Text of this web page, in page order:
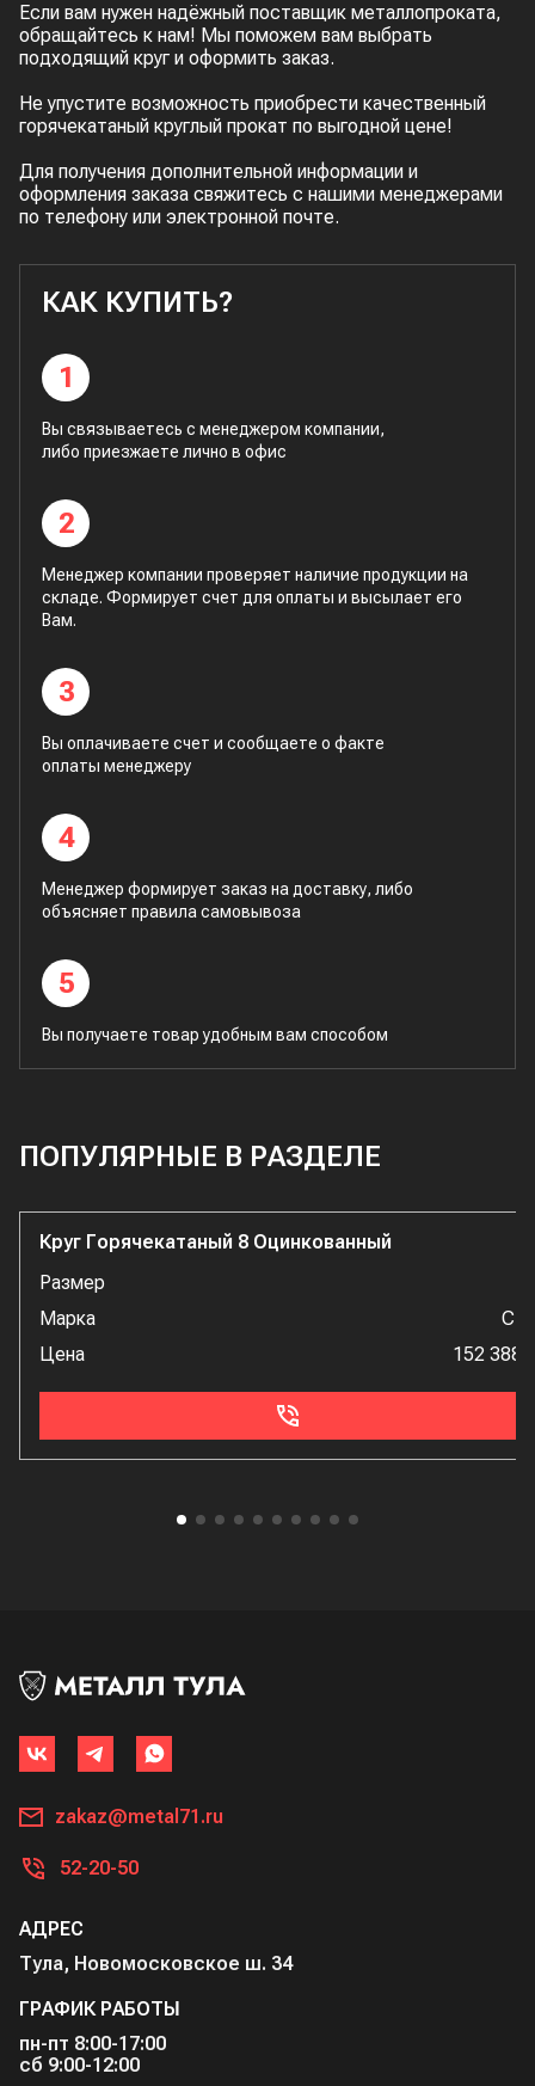
Если вам нужен надёжный поставщик металлопроката,
обращайтесь к нам! Мы поможем вам выбрать
подходящий круг и оформить заказ.
Не упустите возможность приобрести качественный
горячекатаный круглый прокат по выгодной цене!
Для получения дополнительной информации и
оформления заказа свяжитесь с нашими менеджерами
по телефону или электронной почте.
КАК КУПИТЬ?
1
Вы связываетесь с менеджером компании,
либо приезжаете лично в офис
2
Менеджер компании проверяет наличие продукции на
складе. Формирует счет для оплаты и высылает его
Вам.
3
Вы оплачиваете счет и сообщаете о факте
оплаты менеджеру
4
Менеджер формирует заказ на доставку, либо
объясняет правила самовывоза
5
Вы получаете товар удобным вам способом
ПОПУЛЯРНЫЕ В РАЗДЕЛЕ
Круг Горячекатаный 8 Оцинкованный
Размер
Марка
Ст3
Цена
152 388 ₽
zakaz@metal71.ru
52-20-50
АДРЕС
Тула, Новомосковское ш. 34
ГРАФИК РАБОТЫ
пн-пт 8:00-17:00
сб 9:00-12:00